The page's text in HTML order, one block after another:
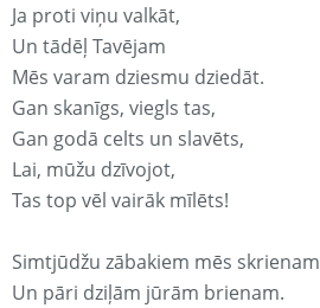
Ja proti viņu valkāt,
Un tādēļ Tavējam
Mēs varam dziesmu dziedāt.
Gan skanīgs, viegls tas,
Gan godā celts un slavēts,
Lai, mūžu dzīvojot,
Tas top vēl vairāk mīlēts!
Simtjūdžu zābakiem mēs skrienam
Un pāri dziļām jūrām brienam.